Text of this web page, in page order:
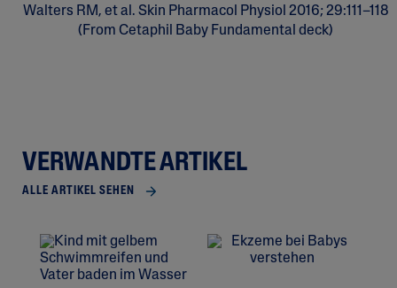
Walters RM, et al. Skin Pharmacol Physiol 2016; 29:111–118
(From Cetaphil Baby Fundamental deck)
VERWANDTE ARTIKEL
ALLE ARTIKEL SEHEN